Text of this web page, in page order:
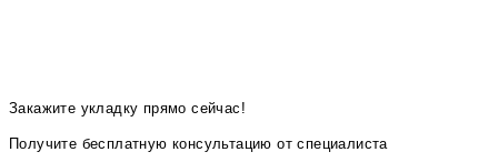
Закажите укладку прямо сейчас!
Получите бесплатную консультацию от специалиста